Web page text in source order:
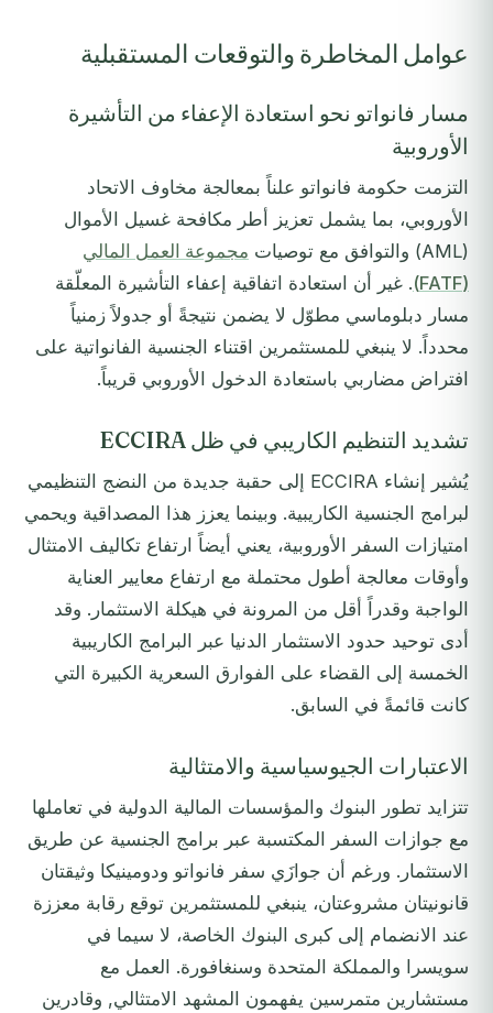
عوامل المخاطرة والتوقعات المستقبلية
مسار فانواتو نحو استعادة الإعفاء من التأشيرة
الأوروبية
التزمت حكومة فانواتو علناً بمعالجة مخاوف الاتحاد
الأوروبي، بما يشمل تعزيز أطر مكافحة غسيل الأموال
(AML) والتوافق مع توصيات
مجموعة العمل المالي
(FATF)
. غير أن استعادة اتفاقية إعفاء التأشيرة المعلّقة
مسار دبلوماسي مطوّل لا يضمن نتيجةً أو جدولاً زمنياً
محدداً. لا ينبغي للمستثمرين اقتناء الجنسية الفانواتية على
افتراض مضاربي باستعادة الدخول الأوروبي قريباً.
تشديد التنظيم الكاريبي في ظل ECCIRA
يُشير إنشاء ECCIRA إلى حقبة جديدة من النضج التنظيمي
لبرامج الجنسية الكاريبية. وبينما يعزز هذا المصداقية ويحمي
امتيازات السفر الأوروبية، يعني أيضاً ارتفاع تكاليف الامتثال
وأوقات معالجة أطول محتملة مع ارتفاع معايير العناية
الواجبة وقدراً أقل من المرونة في هيكلة الاستثمار. وقد
أدى توحيد حدود الاستثمار الدنيا عبر البرامج الكاريبية
الخمسة إلى القضاء على الفوارق السعرية الكبيرة التي
كانت قائمةً في السابق.
الاعتبارات الجيوسياسية والامتثالية
تتزايد تطور البنوك والمؤسسات المالية الدولية في تعاملها
مع جوازات السفر المكتسبة عبر برامج الجنسية عن طريق
الاستثمار. ورغم أن جوازَي سفر فانواتو ودومينيكا وثيقتان
قانونيتان مشروعتان، ينبغي للمستثمرين توقع رقابة معززة
عند الانضمام إلى كبرى البنوك الخاصة، لا سيما في
سويسرا والمملكة المتحدة وسنغافورة. العمل مع
مستشارين متمرسين يفهمون المشهد الامتثالي, وقادرين